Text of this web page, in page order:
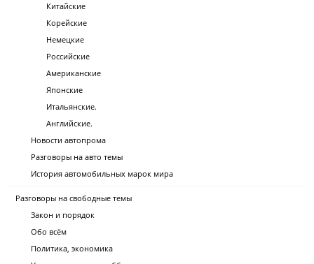
Китайские
Корейские
Немецкие
Российские
Американские
Японские
Итальянские.
Английские.
Новости автопрома
Разговоры на авто темы
История автомобильных марок мира
Разговоры на свободные темы
Закон и порядок
Обо всём
Политика, экономика